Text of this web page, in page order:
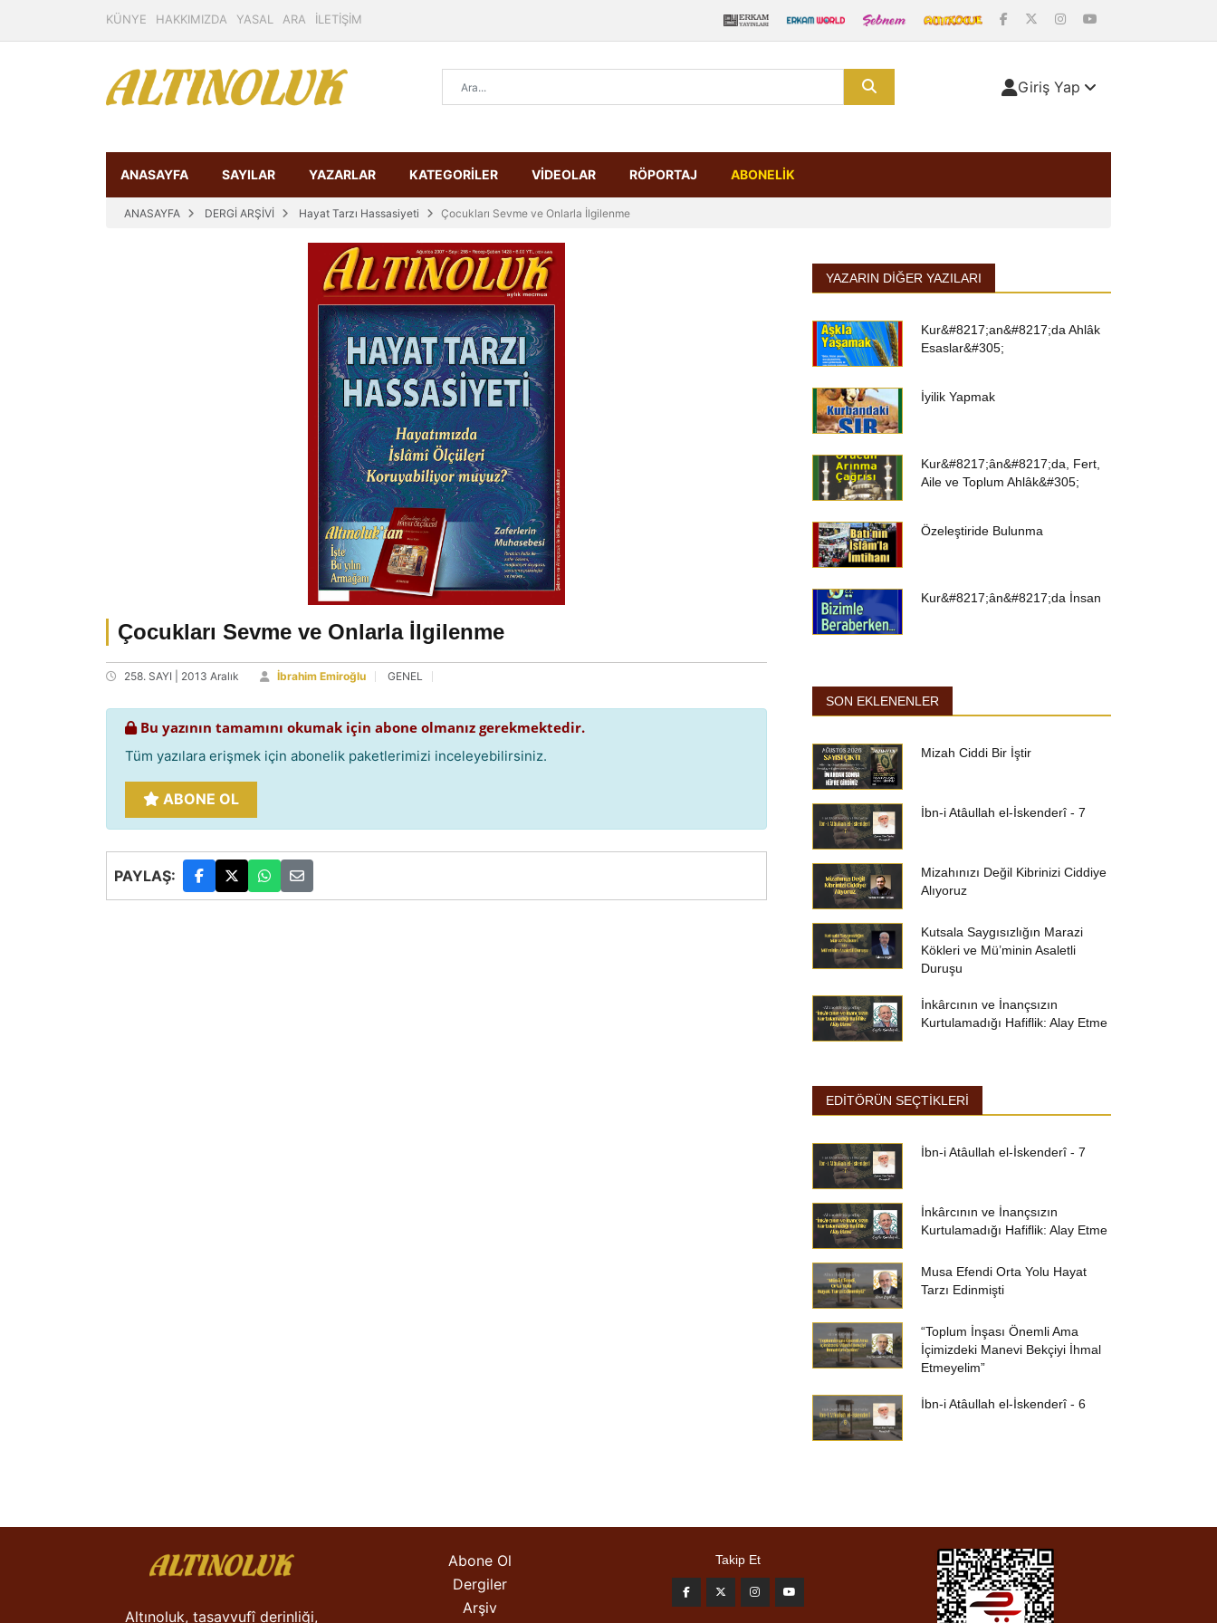
KÜNYE HAKKIMIZDA YASAL ARA İLETİŞİM
Giriş Yap
ANASAYFA SAYILAR YAZARLAR KATEGORİLER VİDEOLAR RÖPORTAJ ABONELİK
ANASAYFA DERGİ ARŞİVİ Hayat Tarzı Hassasiyeti Çocukları Sevme ve Onlarla İlgilenme
Çocukları Sevme ve Onlarla İlgilenme
258. SAYI | 2013 Aralık İbrahim Emiroğlu GENEL
Bu yazının tamamını okumak için abone olmanız gerekmektedir.
Tüm yazılara erişmek için abonelik paketlerimizi inceleyebilirsiniz.
ABONE OL
PAYLAŞ:
YAZARIN DIĞER YAZILARI
Kur&#8217;an&#8217;da Ahlâk
Esaslar&#305;
İyilik Yapmak
Kur&#8217;ân&#8217;da, Fert,
Aile ve Toplum Ahlâk&#305;
Özeleştiride Bulunma
Kur&#8217;ân&#8217;da İnsan
SON EKLENENLER
Mizah Ciddi Bir İştir
İbn-i Atâullah el-İskenderî - 7
Mizahınızı Değil Kibrinizi Ciddiye
Alıyoruz
Kutsala Saygısızlığın Marazi
Kökleri ve Mü’minin Asaletli
Duruşu
İnkârcının ve İnançsızın
Kurtulamadığı Hafiflik: Alay Etme
EDİTÖRÜN SEÇTİKLERİ
İbn-i Atâullah el-İskenderî - 7
İnkârcının ve İnançsızın
Kurtulamadığı Hafiflik: Alay Etme
Musa Efendi Orta Yolu Hayat
Tarzı Edinmişti
“Toplum İnşası Önemli Ama
İçimizdeki Manevi Bekçiyi İhmal
Etmeyelim”
İbn-i Atâullah el-İskenderî - 6
Altınoluk, tasavvufî derinliği,
Abone Ol
Dergiler
Arşiv
Takip Et